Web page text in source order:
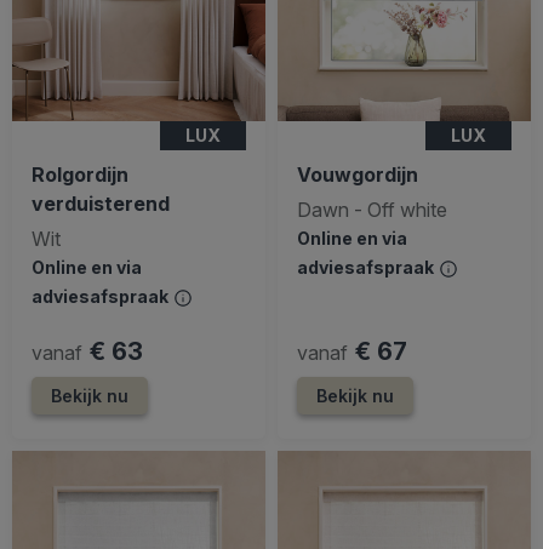
LUX
Rolgordijn
verduisterend
Wit
Online en via
adviesafspraak
vanaf € 63
Bekijk nu
LUX
Vouwgordijn
Dawn - Off white
Online en via
adviesafspraak
vanaf € 67
Bekijk nu